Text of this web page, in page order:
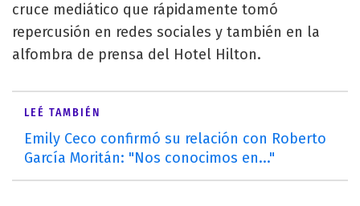
cruce mediático que rápidamente tomó
repercusión en redes sociales y también en la
alfombra de prensa del Hotel Hilton.
LEÉ TAMBIÉN
Emily Ceco confirmó su relación con Roberto
García Moritán: "Nos conocimos en..."